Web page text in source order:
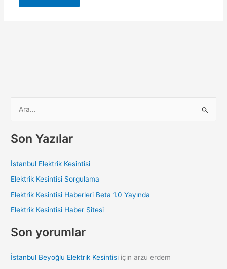
r
o
r
Son Yazılar
İstanbul Elektrik Kesintisi
Elektrik Kesintisi Sorgulama
Elektrik Kesintisi Haberleri Beta 1.0 Yayında
Elektrik Kesintisi Haber Sitesi
Son yorumlar
İstanbul Beyoğlu Elektrik Kesintisi içinarzu erdem